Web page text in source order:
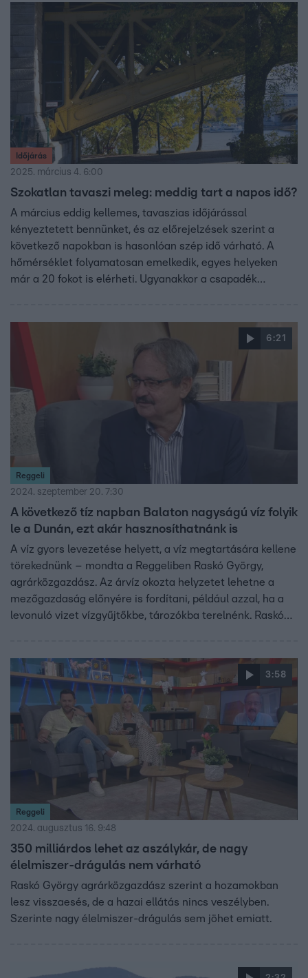
adóterhelése az egyik legmagasabb Európában. A kérdés:
hogyan tud alkalmazkodni az agrárium és a fogyasztó
egyaránt a klímakrízishez?
Időjárás
2025. március 4. 6:00
Szokatlan tavaszi meleg: meddig tart a napos idő?
A március eddig kellemes, tavaszias időjárással
kényeztetett bennünket, és az előrejelzések szerint a
következő napokban is hasonlóan szép idő várható. A
hőmérséklet folyamatosan emelkedik, egyes helyeken
már a 20 fokot is elérheti. Ugyanakkor a csapadék
6:21
Reggeli
2024. szeptember 20. 7:30
A következő tíz napban Balaton nagyságú víz folyik
le a Dunán, ezt akár hasznosíthatnánk is
A víz gyors levezetése helyett, a víz megtartására kellene
törekednünk – mondta a Reggeliben Raskó György,
agrárközgazdász. Az árvíz okozta helyzetet lehetne a
mezőgazdaság előnyére is fordítani, például azzal, ha a
levonuló vizet vízgyűjtőkbe, tározókba terelnénk. Raskó
azért lenne fontos, mert az elmúlt három évben 1500
milliárd forintot tett ki az aszálykár. A közgazdász szerint
szerencsétlen dolog ölbe tett kézzel nézni, ahogy
Magyarország elsivatagosodik.
3:58
Reggeli
2024. augusztus 16. 9:48
350 milliárdos lehet az aszálykár, de nagy
élelmiszer-drágulás nem várható
Raskó György agrárközgazdász szerint a hozamokban
lesz visszaesés, de a hazai ellátás nincs veszélyben.
Szerinte nagy élelmiszer-drágulás sem jöhet emiatt.